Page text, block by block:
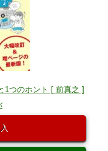
1つのホント [ 前真之 ]